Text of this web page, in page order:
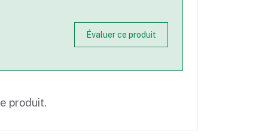
Évaluer ce produit
produit.